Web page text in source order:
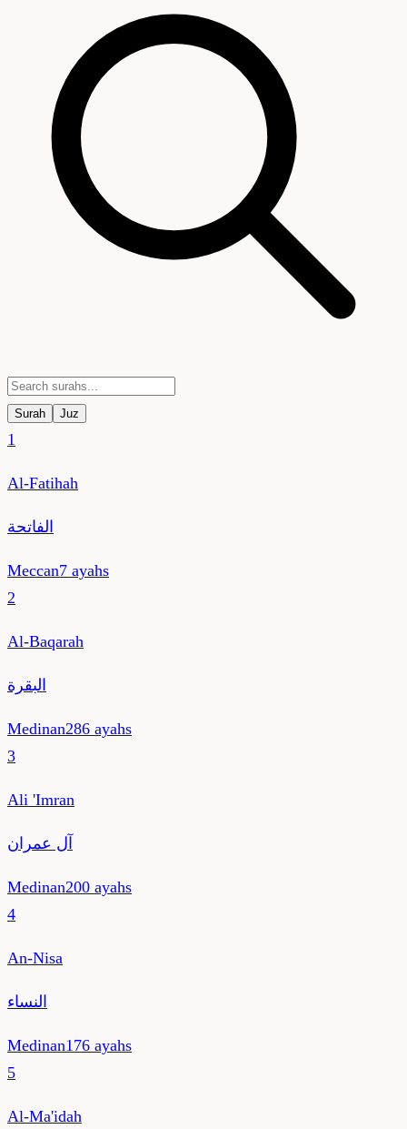
Surah Juz
1
Al-Fatihah
الفاتحة
Meccan7 ayahs
2
Al-Baqarah
البقرة
Medinan286 ayahs
3
Ali 'Imran
آل عمران
Medinan200 ayahs
4
An-Nisa
النساء
Medinan176 ayahs
5
Al-Ma'idah